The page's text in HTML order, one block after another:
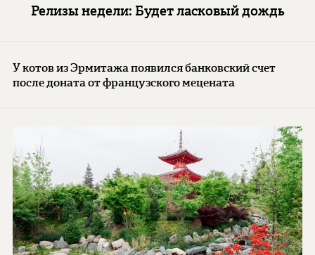
Релизы недели: Будет ласковый дождь
У котов из Эрмитажа появился банковский счет
после доната от французского мецената